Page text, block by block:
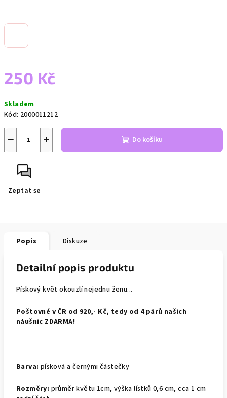
250 Kč
cena:
Skladem
Kód: 2000011212
+
− Do košíku
Zeptat se
Popis Diskuze
Detailní popis produktu
Pískový květ okouzlí nejednu ženu...
Poštovné v ČR od 920,- Kč, tedy od 4 párů našich
náušnic ZDARMA!
Barva: písková a černými částečky
Rozměry: průměr květu 1cm, výška lístků 0,6 cm, cca 1 cm